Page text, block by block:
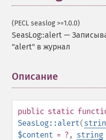
(PECL seaslog >=1.0.0)
SeasLog::alert —
"alert" в журнал
Описание
public static
SeasLog::alert(
$content = ? , string